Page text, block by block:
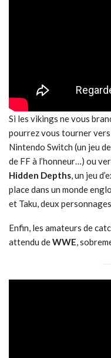
Si les vikings ne vous
pourrez vous tourner
Nintendo Switch (un jeu
de FF à l’honneur…) ou
Hidden Depths, un jeu
place dans un monde
et Taku, deux
Enfin, les amateurs de
attendu deWWE,